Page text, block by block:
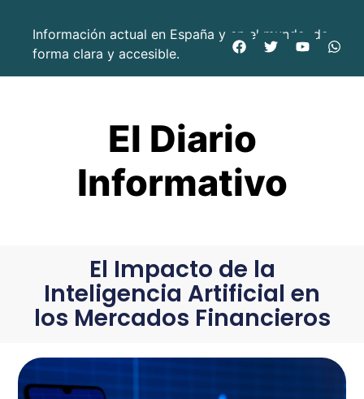
Información actual en España y en el mundo, de
forma clara y accesible.
El Diario
Informativo
El Impacto de la
Inteligencia Artificial en
los Mercados Financieros